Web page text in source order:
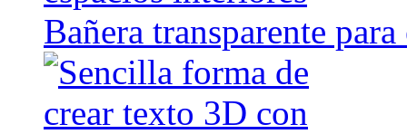
Bañera transparente